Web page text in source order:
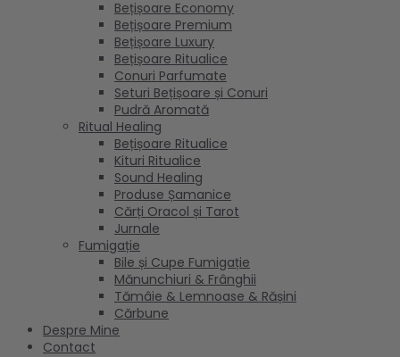
Bețișoare Economy
Bețișoare Premium
Bețișoare Luxury
Bețișoare Ritualice
Conuri Parfumate
Seturi Bețișoare și Conuri
Pudră Aromată
Ritual Healing
Bețișoare Ritualice
Kituri Ritualice
Sound Healing
Produse Șamanice
Cărți Oracol și Tarot
Jurnale
Fumigație
Bile și Cupe Fumigație
Mănunchiuri & Frânghii
Tămâie & Lemnoase & Rășini
Cărbune
Despre Mine
Contact